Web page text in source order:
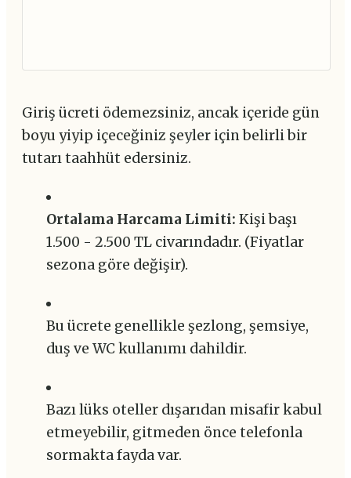
Giriş ücreti ödemezsiniz, ancak içeride gün
boyu yiyip içeceğiniz şeyler için belirli bir
tutarı taahhüt edersiniz.
Ortalama Harcama Limiti: Kişi başı
1.500 - 2.500 TL civarındadır. (Fiyatlar
sezona göre değişir).
Bu ücrete genellikle şezlong, şemsiye,
duş ve WC kullanımı dahildir.
Bazı lüks oteller dışarıdan misafir kabul
etmeyebilir, gitmeden önce telefonla
sormakta fayda var.